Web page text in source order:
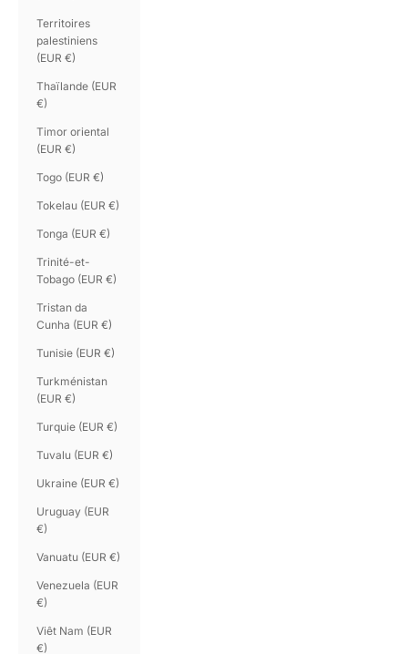
Territoires
palestiniens
(EUR €)
Thaïlande (EUR
€)
Timor oriental
(EUR €)
Togo (EUR €)
Tokelau (EUR €)
Tonga (EUR €)
Trinité-et-
Tobago (EUR €)
Tristan da
Cunha (EUR €)
Tunisie (EUR €)
Turkménistan
(EUR €)
Turquie (EUR €)
Tuvalu (EUR €)
Ukraine (EUR €)
Uruguay (EUR
€)
Vanuatu (EUR €)
Venezuela (EUR
€)
Viêt Nam (EUR
€)